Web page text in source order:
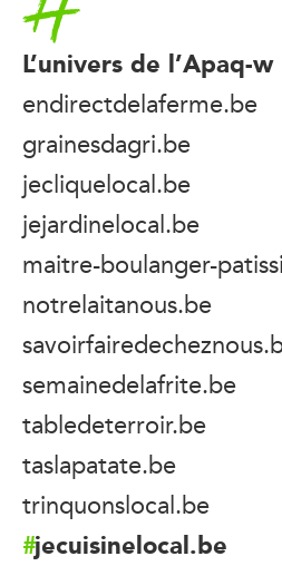
L’univers de l’Apaq-w
endirectdelaferme.be
grainesdagri.be
jecliquelocal.be
jejardinelocal.be
maitre-boulanger-
notrelaitanous.be
semainedelafrite.be
tabledeterroir.be
taslapatate.be
trinquonslocal.be
jecuisinelocal.be